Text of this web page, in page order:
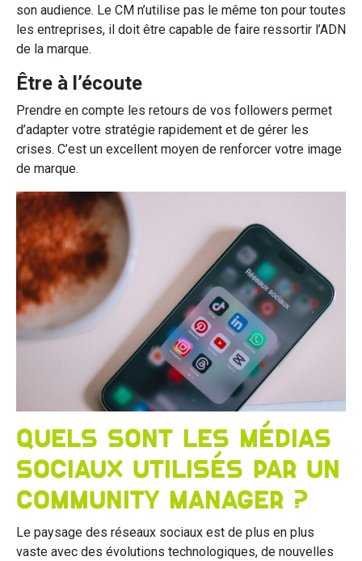
son audience. Le CM n’utilise pas le même ton pour toutes
les entreprises, il doit être capable de faire ressortir l’ADN
de la marque.
Être à l’écoute
Prendre en compte les retours de vos followers permet
d’adapter votre stratégie rapidement et de gérer les
crises. C’est un excellent moyen de renforcer votre image
de marque.
Quels sont les médias
sociaux utilisés par un
community manager ?
Le paysage des réseaux sociaux est de plus en plus
vaste avec des évolutions technologiques, de nouvelles